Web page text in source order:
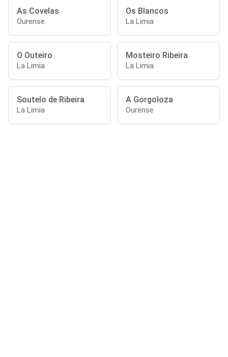
As Covelas
Ourense
Os Blancos
La Limia
O Outeiro
La Limia
Mosteiro Ribeira
La Limia
Soutelo de Ribeira
La Limia
A Gorgoloza
Ourense